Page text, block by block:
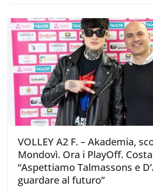
VOLLEY A2 F. – Akademia,
Mondovì. Ora i PlayOff.
“Aspettiamo Talmassons e
guardare al futuro”